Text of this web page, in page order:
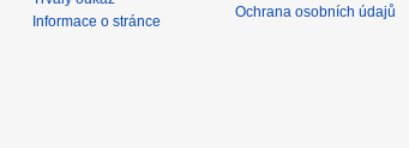
Informace o stránce
Ochrana osobních údajů